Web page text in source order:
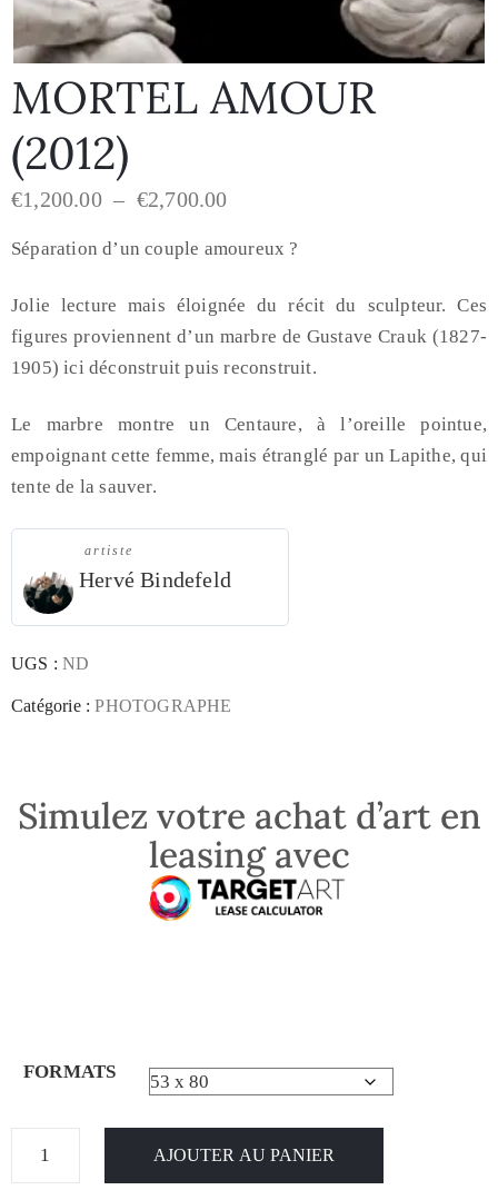
MORTEL AMOUR
(2012)
€1,200.00 – €2,700.00
Séparation d’un couple amoureux ?
Jolie lecture mais éloignée du récit du sculpteur.Ces
figures proviennent d’un marbre de Gustave Crauk (1827-
1905) ici déconstruit puis reconstruit.
Le marbre montre un Centaure, à l’oreille pointue,
empoignant cette femme, mais étranglé par un Lapithe, qui
tente de la sauver.
artiste
Hervé Bindefeld
UGS :ND
Catégorie :PHOTOGRAPHE
Simulez votre achat d’art en
leasing avec
FORMATS
AJOUTER AU PANIER